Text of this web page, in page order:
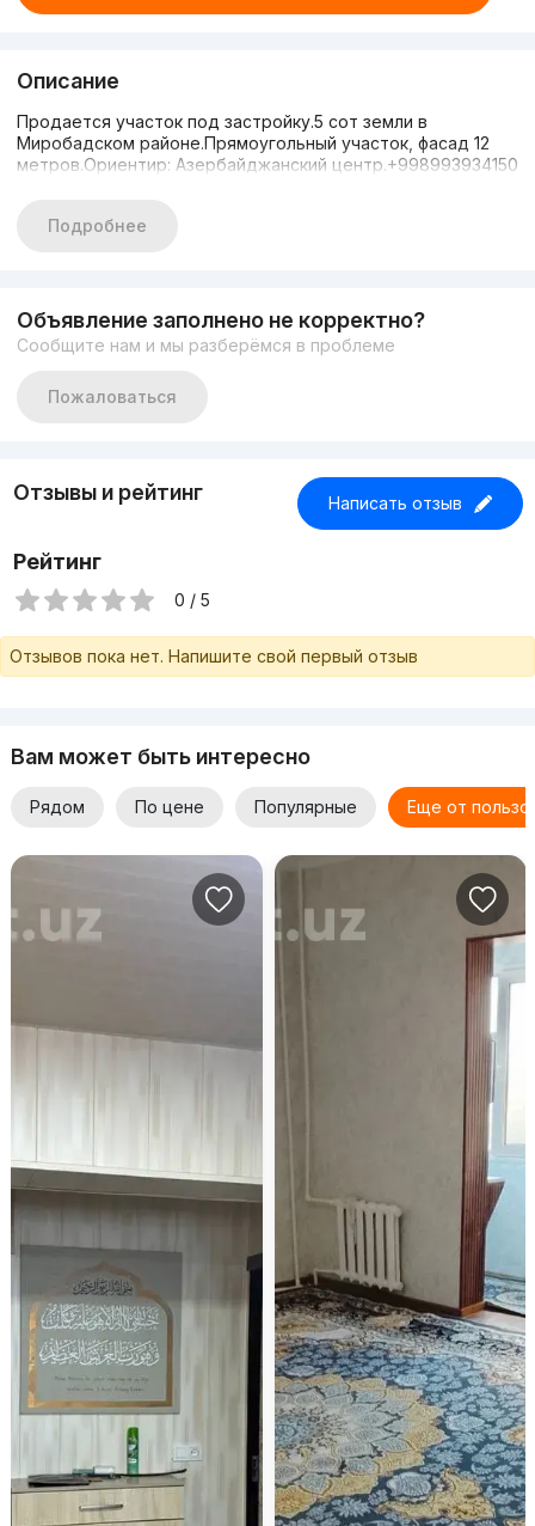
Описание
Продается участок под застройку.5 сот земли в
Миробадском районе.Прямоугольный участок, фасад 12
метров.Ориентир: Азербайджанский центр.+998993934150
Подробнее
Объявление заполнено не корректно?
Сообщите нам и мы разберёмся в проблеме
Пожаловаться
Отзывы и рейтинг Написать отзыв
Рейтинг
0 / 5
Отзывов пока нет. Напишите свой первый отзыв
Вам может быть интересно
Рядом По цене Популярные Еще от